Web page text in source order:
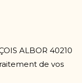
ALBOR 40210
de vos